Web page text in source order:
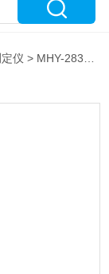
仪 > MHY-28386石油产品苯胺点测定仪